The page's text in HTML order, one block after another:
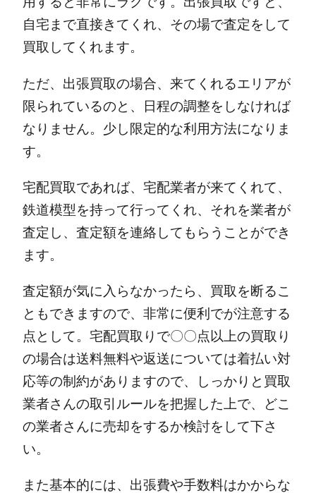
自宅まで直接きてくれ、その場で査定をして
買取してくれます。
ただ、出張買取の場合、来てくれるエリアが
限られているのと、日程の調整をしなければ
なりません。 少し限定的な利用方法になりま
す。
宅配買取であれば、宅配業者が来てくれて、
鉄道模型を持って行ってくれ、それを業者が
査定し、査定額を連絡してもらうことができ
ます。
査定額が気に入らなかったら、買取を断るこ
ともできますので、非常に便利でが注意する
点として。 宅配買取りで〇〇点以上の買取り
の場合は送料無料や返送については着払い対
応等の制約がありますので、しっかりと買取
業者さんの取引ルールを把握した上で、どこ
の業者さんに売却をするか検討をして下さ
い。
また基本的には、出張費や手数料はかからな